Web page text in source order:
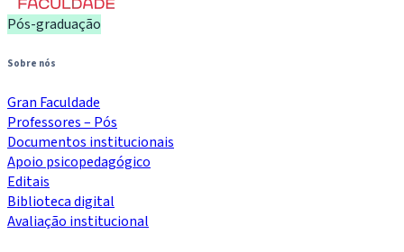
Pós-graduação
Sobre nós
Gran Faculdade
Professores – Pós
Documentos institucionais
Apoio psicopedagógico
Editais
Biblioteca digital
Avaliação institucional